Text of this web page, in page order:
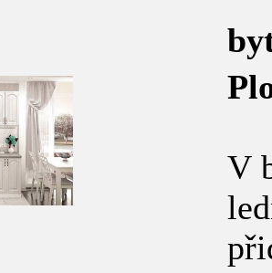
V bytě je kuchyňská linka a
lednice.
přidat